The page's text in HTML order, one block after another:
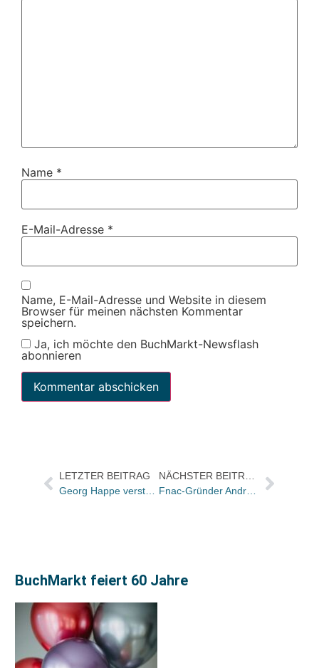
Name *
E-Mail-Adresse *
Name, E-Mail-Adresse und Website in diesem
Browser für meinen nächsten Kommentar
speichern.
Ja, ich möchte den BuchMarkt-Newsflash
abonnieren
LETZTER BEITRAG
Georg Happe verstärkt Vertriebsteam von dp
BuchMarkt feiert 60 Jahre